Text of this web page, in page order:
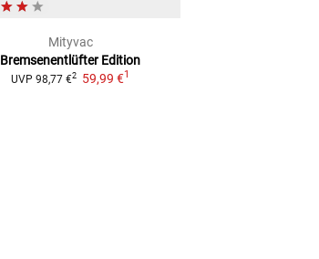
Mityvac
Bremsenentlüfter Edition
UVP 98,77 €2 59,99 €1